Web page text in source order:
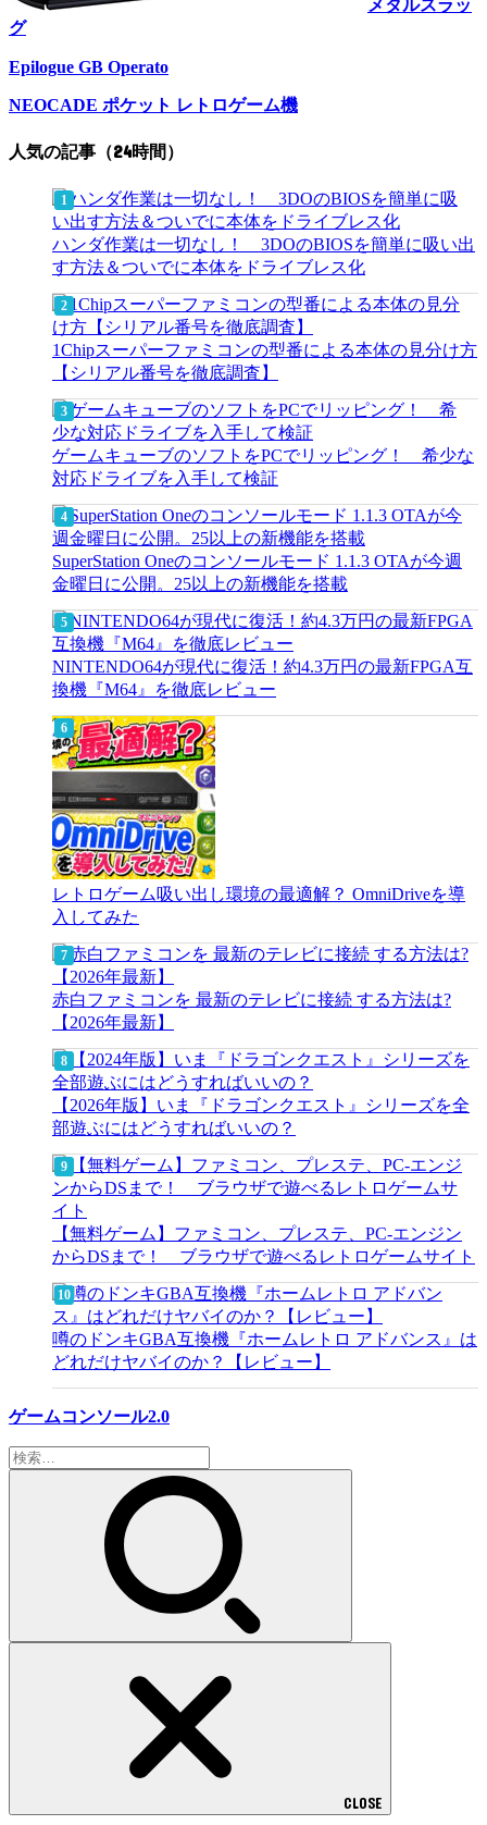
メタルスラッ
グ
Epilogue GB Operato
NEOCADE ポケット レトロゲーム機
人気の記事（24時間）
ハンダ作業は一切なし！ 3DOのBIOSを簡単に吸い出
す方法＆ついでに本体をドライブレス化
1Chipスーパーファミコンの型番による本体の見分け方
【シリアル番号を徹底調査】
ゲームキューブのソフトをPCでリッピング！ 希少な
対応ドライブを入手して検証
SuperStation Oneのコンソールモード 1.1.3 OTAが今週
金曜日に公開。25以上の新機能を搭載
NINTENDO64が現代に復活！約4.3万円の最新FPGA互
換機『M64』を徹底レビュー
レトロゲーム吸い出し環境の最適解？ OmniDriveを導
入してみた
赤白ファミコンを 最新のテレビに接続 する方法は?
【2026年最新】
【2026年版】いま『ドラゴンクエスト』シリーズを全
部遊ぶにはどうすればいいの？
【無料ゲーム】ファミコン、プレステ、PC-エンジン
からDSまで！ ブラウザで遊べるレトロゲームサイト
噂のドンキGBA互換機『ホームレトロ アドバンス』は
どれだけヤバイのか？【レビュー】
ゲームコンソール2.0
検
索:
CLOSE